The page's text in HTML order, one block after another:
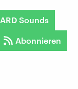
ARD Sounds
Abonnieren